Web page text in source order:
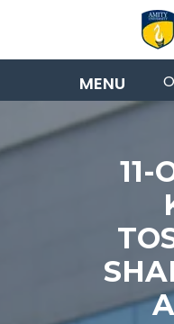
11-